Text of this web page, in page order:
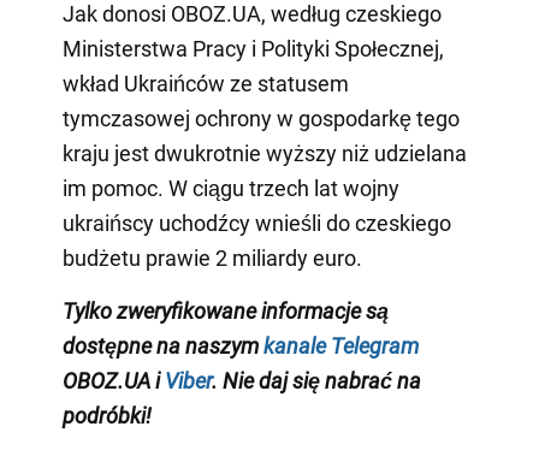
Jak donosi OBOZ.UA, według czeskiego
Ministerstwa Pracy i Polityki Społecznej,
wkład Ukraińców ze statusem
tymczasowej ochrony w gospodarkę tego
kraju jest dwukrotnie wyższy niż udzielana
im pomoc. W ciągu trzech lat wojny
ukraińscy uchodźcy wnieśli do czeskiego
budżetu prawie 2 miliardy euro.
Tylko zweryfikowane informacje są
dostępne na naszymkanale Telegram
OBOZ.UA iViber. Nie daj się nabrać na
podróbki!